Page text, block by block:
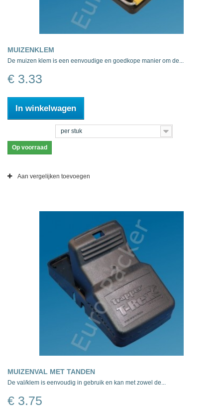
MUIZENKLEM
De muizen klem is een eenvoudige en goedkope manier om de...
€ 3.33
In winkelwagen
per stuk
Op voorraad
Aan vergelijken toevoegen
MUIZENVAL MET TANDEN
De val/klem is eenvoudig in gebruik en kan met zowel de...
€ 3.75